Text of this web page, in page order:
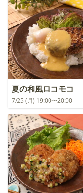
夏の和風ロコモコ
7/25 (月) 19:00〜20:00